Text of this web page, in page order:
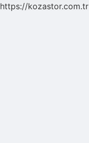
https://kozastor.com.tr